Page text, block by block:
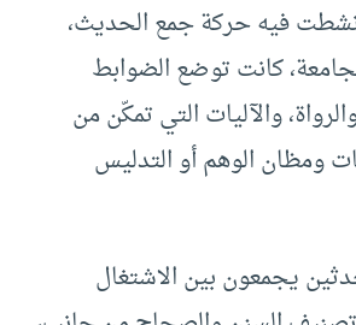
فيه حركة جمع الحديث،
كانت توضع الضوابط
والآليات التي تمكّن من
ومظان الوهم أو التدليس
يجمعون بين الاشتغال